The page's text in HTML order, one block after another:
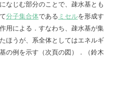
なじむ部分のことで、疎水基とも
分子集合体である ミセルを形成す
用による．すなわち、疎水基が集
ほうが、系全体としてはエネルギ
の例を示す（次頁の図）．（鈴木